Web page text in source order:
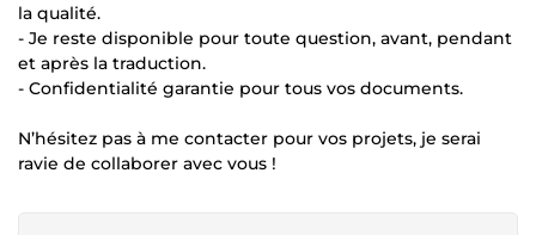
la qualité.
- Je reste disponible pour toute question, avant, pendant
et après la traduction.
- Confidentialité garantie pour tous vos documents.
N’hésitez pas à me contacter pour vos projets, je serai
ravie de collaborer avec vous !